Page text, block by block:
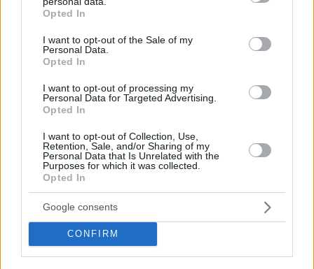
grant or deny consent to Google and its third-party tags to
use your data for below specified purposes in below Google
consent section.
Opted In
I want to opt-out of the Sale of my
Personal Data.
Opted In
I want to opt-out of processing my
Personal Data for Targeted Advertising.
Opted In
I want to opt-out of Collection, Use,
Retention, Sale, and/or Sharing of my
Personal Data that Is Unrelated with the
Purposes for which it was collected.
Opted In
Google consents
CONFIRM
οι τεράστιες επενδύσεις στην AI θα
Διαβάστε περισσότερα οικονομικά νέα στο
Newmoney.gr
Ακολουθήστε τοprotothema.gr στο Google News
και μάθετε πρώτοι όλες τις ειδήσεις
Δείτε όλες τις τελευταίες
Protothema.gr